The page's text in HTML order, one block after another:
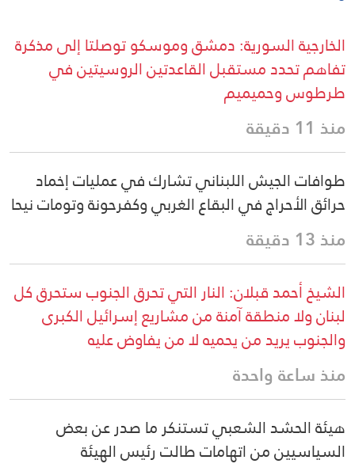
الخارجية السورية: دمشق وموسكو توصلتا إلى مذكرة
تفاهم تحدد مستقبل القاعدتين الروسيتين في
طرطوس وحميميم
منذ 11 دقيقة
طوافات الجيش اللبناني تشارك في عمليات إخماد
حرائق الأحراج في البقاع الغربي وكفرحونة وتومات نيحا
منذ 13 دقيقة
الشيخ أحمد قبلان: النار التي تحرق الجنوب ستحرق كل
لبنان ولا منطقة آمنة من مشاريع إسرائيل الكبرى
والجنوب يريد من يحميه لا من يفاوض عليه
منذ ساعة واحدة
هيئة الحشد الشعبي تستنكر ما صدر عن بعض
السياسيين من اتهامات طالت رئيس الهيئة